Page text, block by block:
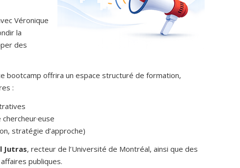
Véronique
la
des
bootcamp offrira un espace structuré de formation,
:
stratégie d’approche)
Jutras, recteur de l’Université de Montréal, ainsi que des
publiques.